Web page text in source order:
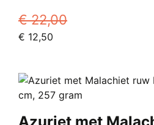
gekozen
worden
productpagina
€22,00
Oorspronkelijke
€ 22,00.
€ 12,50
€ 12,50.
Azuriet met